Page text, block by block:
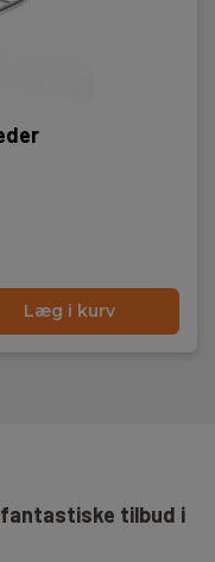
Læg i kurv
tilbud i